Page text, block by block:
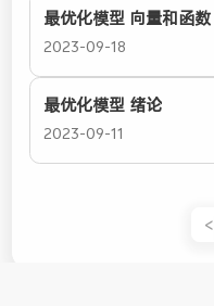
最优化模型 向量和函数
2023-09-18
最优化模型 绪论
2023-09-11
<